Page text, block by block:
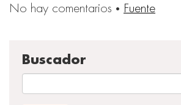
No hay comentarios · Fuente
Buscador